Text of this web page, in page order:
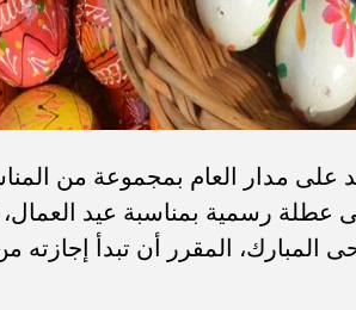
على مدار العام بمجموعة من
عطلة رسمية بمناسبة عيد العمال،
عيد الأضحى المبارك، المقرر أن تبدأ إجازته